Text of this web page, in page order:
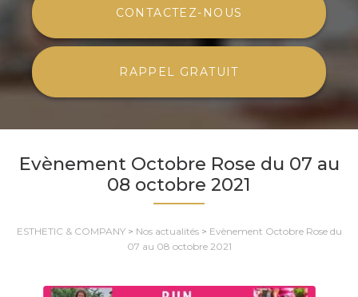
CONTACTEZ- NOUS
RAPPEL GRATUIT
Evènement Octobre Rose du 07 au
08 octobre 2021
ESTHETIC & COMPANY> Nos actualités> Evènement Octobre Rose du
07 au 08 octobre 2021